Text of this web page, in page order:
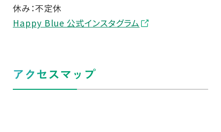
休み：不定休
Happy Blue 公式インスタグラム
アクセスマップ